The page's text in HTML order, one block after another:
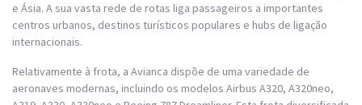
e Ásia. A sua vasta rede de rotas liga passageiros a importantes
centros urbanos, destinos turísticos populares e hubs de ligação
internacionais.
Relativamente à frota, a Avianca dispõe de uma variedade de
aeronaves modernas, incluindo os modelos Airbus A320, A320neo,